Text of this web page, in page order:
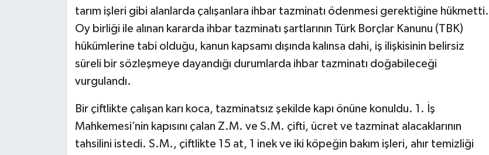
tarım işleri gibi alanlarda çalışanlara ihbar tazminatı ödenmesi gerektiğine hükmetti.
Oy birliği ile alınan kararda ihbar tazminatı şartlarının Türk Borçlar Kanunu (TBK)
hükümlerine tabi olduğu, kanun kapsamı dışında kalınsa dahi, iş ilişkisinin belirsiz
süreli bir sözleşmeye dayandığı durumlarda ihbar tazminatı doğabileceği
vurgulandı.
Bir çiftlikte çalışan karı koca, tazminatsız şekilde kapı önüne konuldu. 1. İş
Mahkemesi’nin kapısını çalan Z.M. ve S.M. çifti, ücret ve tazminat alacaklarının
tahsilini istedi. S.M., çiftlikte 15 at, 1 inek ve iki köpeğin bakım işleri, ahır temizliği